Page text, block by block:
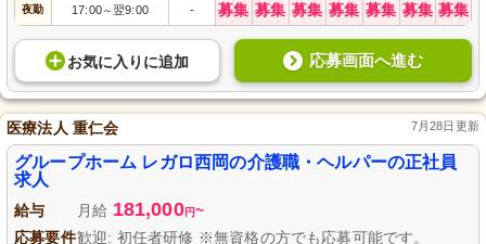
夜勤 17:00～翌9:00 - 募集 募集 募集 募集 募集 募集 募集
お気に入り に追加 応募画面へ進む
医療法人 重仁会 7月28日更新
グループホーム レガロ西岡の介護職・ヘルパーの正社員
求人
給与 月給 181,000円~
応募要件歓迎: 初任者研修 ※無資格の方でも応募可能です。